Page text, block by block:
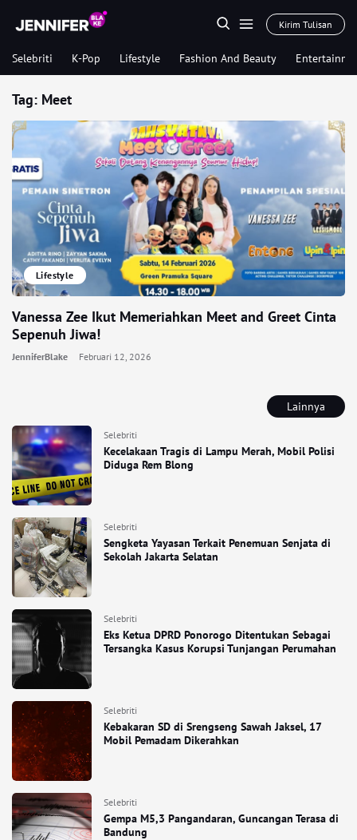
Kirim Tulisan
Selebriti K-Pop Lifestyle Fashion And Beauty
Lainnya
Selebriti
Kecelakaan Tragis di Lampu Merah, Mobil Polisi
Diduga Rem Blong
Selebriti
Sengketa Yayasan Terkait Penemuan Senjata di
Sekolah Jakarta Selatan
Selebriti
Eks Ketua DPRD Ponorogo Ditentukan Sebagai
Tersangka Kasus Korupsi Tunjangan Perumahan
Selebriti
Kebakaran SD di Srengseng Sawah Jaksel, 17
Mobil Pemadam Dikerahkan
Selebriti
Gempa M5,3 Pangandaran, Guncangan Terasa di
Bandung
Tag: Meet
Lifestyle
Vanessa Zee Ikut Memeriahkan Meet and Greet Cinta
Sepenuh Jiwa!
JenniferBlake Februari 12, 2026